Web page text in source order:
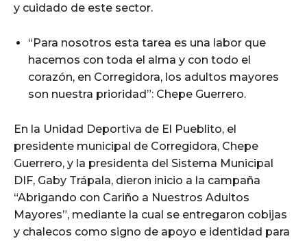
y cuidado de este sector.
“Para nosotros esta tarea es una labor que
hacemos con toda el alma y con todo el
corazón, en Corregidora, los adultos mayores
son nuestra prioridad”: Chepe Guerrero.
En la Unidad Deportiva de El Pueblito, el
presidente municipal de Corregidora, Chepe
Guerrero, y la presidenta del Sistema Municipal
DIF, Gaby Trápala, dieron inicio a la campaña
“Abrigando con Cariño a Nuestros Adultos
Mayores”, mediante la cual se entregaron cobijas
y chalecos como signo de apoyo e identidad para